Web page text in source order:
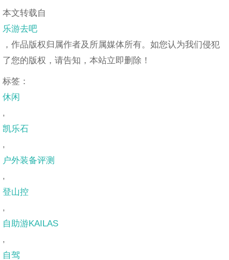
本文转载自
乐游去吧
，作品版权归属作者及所属媒体所有。如您认为我们侵犯
了您的版权，请告知，本站立即删除！
标签：
休闲
,
凯乐石
,
户外装备评测
,
登山控
,
自助游KAILAS
,
自驾